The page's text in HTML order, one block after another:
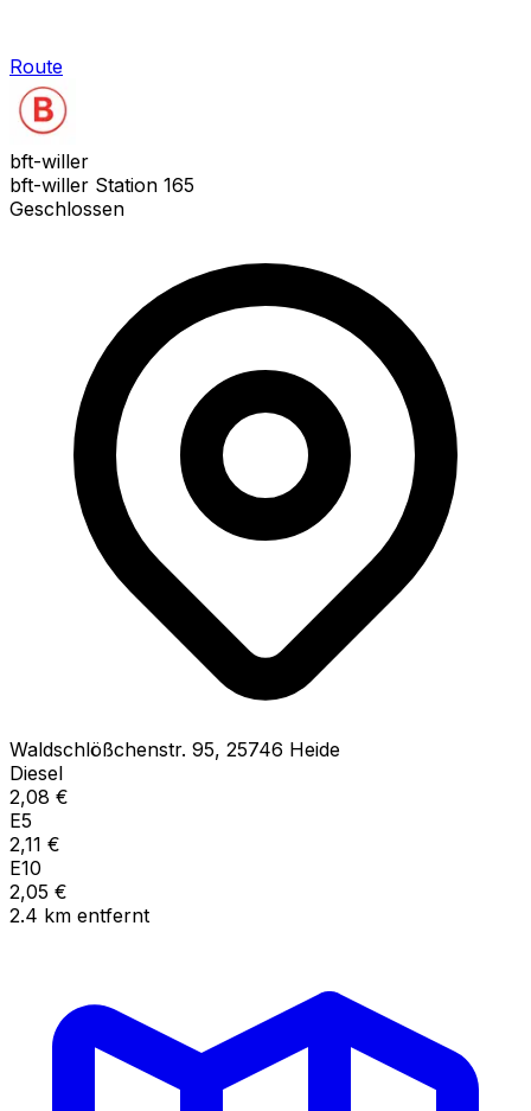
Route
bft-willer
bft-willer Station 165
Geschlossen
Waldschlößchenstr. 95, 25746 Heide
Diesel
2,08 €
E5
2,11 €
E10
2,05 €
2.4 km entfernt